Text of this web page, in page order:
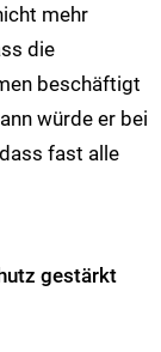
mehr
die
beschäftigt
würde er bei
fast alle
gestärkt